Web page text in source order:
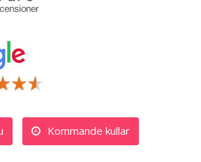
Kommande kullar